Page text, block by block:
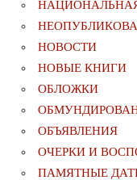
НОВОСТИ
НОВЫЕ КНИГИ
ОБЛОЖКИ
ОБЪЯВЛЕНИЯ
ОЧЕРКИ И
ПАМЯТНЫЕ